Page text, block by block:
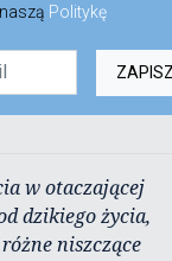
Politykę
w otaczającej
dzikiego życia,
niszczące